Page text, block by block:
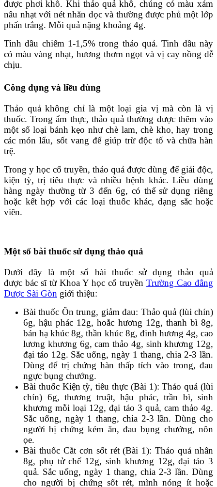
được phơi khô. Khi thảo quả khô, chúng có màu xám
nâu nhạt với nét nhăn dọc và thường được phủ một lớp
phấn trắng. Mỗi quả nặng khoảng 4g.
Tinh dầu chiếm 1-1,5% trong thảo quả. Tinh dầu này
có màu vàng nhạt, hương thơm ngọt và vị cay nồng dễ
chịu.
Công dụng và liều dùng
Thảo quả không chỉ là một loại gia vị mà còn là vị
thuốc. Trong ẩm thực, thảo quả thường được thêm vào
một số loại bánh kẹo như chè lam, chè kho, hay trong
các món lẩu, sốt vang để giúp trừ độc tố và chữa hàn
trệ.
Trong y học cổ truyền, thảo quả được dùng để giải độc,
kiện tỳ, trị tiêu thực và nhiều bệnh khác. Liều dùng
hàng ngày thường từ 3 đến 6g, có thể sử dụng riêng
hoặc kết hợp với các loại thuốc khác, dạng sắc hoặc
viên.
Một số bài thuốc sử dụng thảo quả
Dưới đây là một số bài thuốc sử dụng thảo quả
được bác sĩ từ Khoa Y học cổ truyền Trường Cao đẳng
Dược Sài Gòn giới thiệu:
Bài thuốc Ôn trung, giảm đau: Thảo quả (lùi chín)
6g, hậu phác 12g, hoắc hương 12g, thanh bì 8g,
bán hạ khúc 8g, thần khúc 8g, đinh hương 4g, cao
lương khương 6g, cam thảo 4g, sinh khương 12g,
đại táo 12g. Sắc uống, ngày 1 thang, chia 2-3 lần.
Dùng để trị chứng hàn thấp tích vào trong, đau
ngực bụng chướng.
Bài thuốc Kiện tỳ, tiêu thực (Bài 1): Thảo quả (lùi
chín) 6g, thương truật, hậu phác, trần bì, sinh
khương mỗi loại 12g, đại táo 3 quả, cam thảo 4g.
Sắc uống, ngày 1 thang, chia 2-3 lần. Dùng cho
người bị chứng kém ăn, đau bụng chướng, nôn
ọe.
Bài thuốc Cắt cơn sốt rét (Bài 1): Thảo quả nhân
8g, phụ tử chế 12g, sinh khương 12g, đại táo 3
quả. Sắc uống, ngày 1 thang, chia 2-3 lần. Dùng
cho người bị chứng sốt rét, mình nóng ít hoặc